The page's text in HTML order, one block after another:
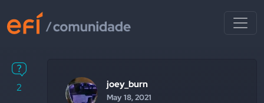
2 joey_burn
May 18, 2021